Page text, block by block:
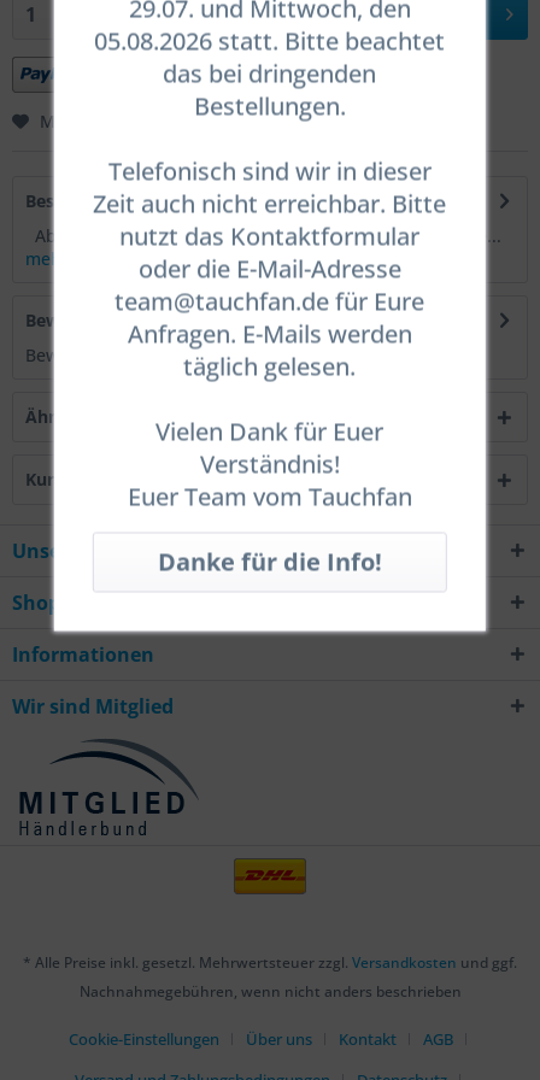
In den Warenkorb
Merken Bewerten
Beschreibung
Abverkauf aus Demo-Bestand Flex 190 Einzelstücke...
mehr
Bewertungen
0
Bewertungen lesen, schreiben und diskutieren...
Ähnliche Artikel
Kunden haben sich ebenfalls angesehen
29.07. und Mittwoch, den
05.08.2026 statt. Bitte beachtet
das bei dringenden
Bestellungen.
Telefonisch sind wir in dieser
Zeit auch nicht erreichbar. Bitte
nutzt das Kontaktformular
oder die E-Mail-Adresse
team@tauchfan.de für Eure
Anfragen. E-Mails werden
täglich gelesen.
Vielen Dank für Euer
Verständnis!
Euer Team vom Tauchfan
Unsere Hotline
Shop Service
Informationen
Wir sind Mitglied
* Alle Preise inkl. gesetzl. Mehrwertsteuer zzgl. Versandkosten und ggf.
Nachnahmegebühren, wenn nicht anders beschrieben
Cookie-Einstellungen Über uns Kontakt
AGB